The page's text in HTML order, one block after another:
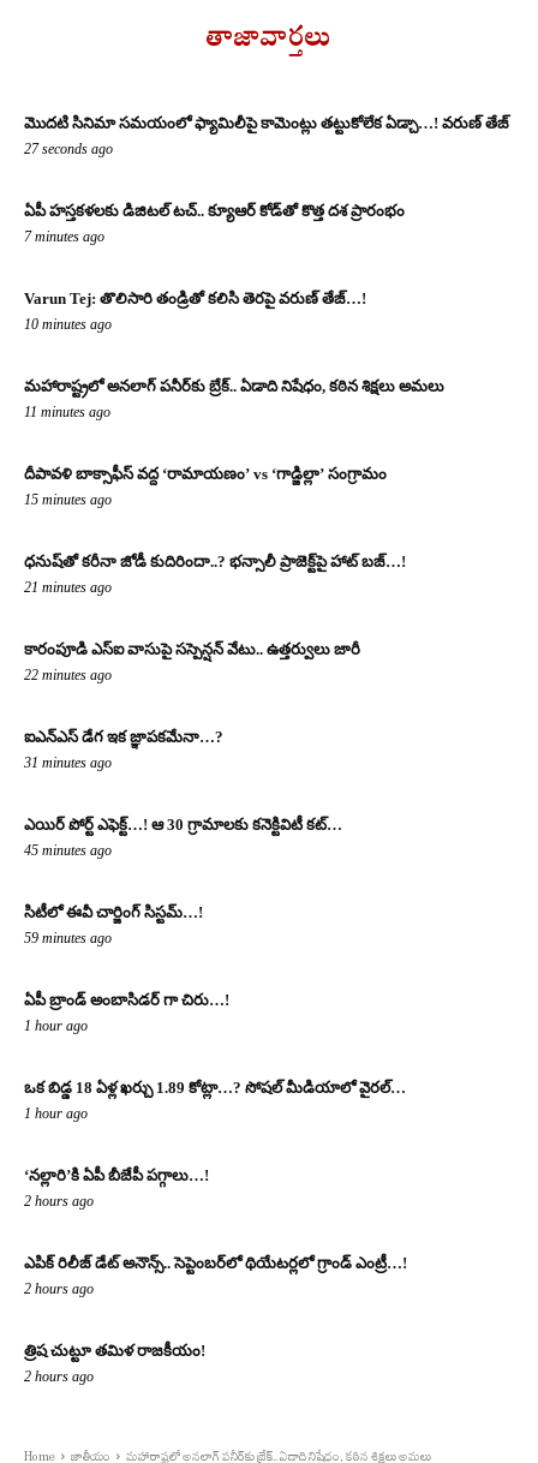
తాజావార్తలు
మొదటి సినిమా సమయంలో ఫ్యామిలీపై కామెంట్లు తట్టుకోలేక ఏడ్చా…! వరుణ్ తేజ్
27 seconds ago
ఏపీ హస్తకళలకు డిజిటల్ టచ్.. క్యూఆర్ కోడ్‌తో కొత్త దశ ప్రారంభం
7 minutes ago
Varun Tej: తొలిసారి తండ్రితో కలిసి తెరపై వరుణ్ తేజ్…!
10 minutes ago
మహారాష్ట్రలో అనలాగ్‌ పనీర్‌కు బ్రేక్.. ఏడాది నిషేధం, కఠిన శిక్షలు అమలు
11 minutes ago
దీపావళి బాక్సాఫీస్ వద్ద ‘రామాయణం’ vs ‘గాడ్జిల్లా’ సంగ్రామం
15 minutes ago
ధనుష్‌తో కరీనా జోడీ కుదిరిందా..? భన్సాలీ ప్రాజెక్ట్‌పై హాట్ బజ్…!
21 minutes ago
కారంపూడి ఎస్ఐ వాసుపై సస్పెన్షన్ వేటు.. ఉత్తర్వులు జారీ
22 minutes ago
ఐఎన్‌ఎస్ డేగ ఇక జ్ఞాపకమేనా…?
31 minutes ago
ఎయిర్ పోర్ట్ ఎఫెక్ట్…! ఆ 30 గ్రామాలకు కనెక్టివిటీ కట్…
45 minutes ago
సిటీలో ఈవీ చార్జింగ్ సిస్టమ్…!
59 minutes ago
ఏపీ బ్రాండ్ అంబాసిడర్ గా చిరు…!
1 hour ago
ఒక బిడ్డ 18 ఏళ్ల ఖర్చు 1.89 కోట్లా…? సోష‌ల్ మీడియాలో వైర‌ల్‌…
1 hour ago
‘నల్లారి’కి ఏపీ బీజేపీ పగ్గాలు…!
2 hours ago
ఎపిక్ రిలీజ్ డేట్ అనౌన్స్.. సెప్టెంబర్‌లో థియేటర్లలో గ్రాండ్ ఎంట్రీ…!
2 hours ago
త్రిష చుట్టూ తమిళ రాజకీయం!
2 hours ago